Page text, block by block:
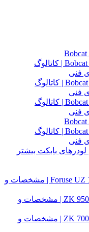
مینی لودر بابکت Bobcat T320 | کاتالوگ
فنی
مینی لودر بابکت Bobcat S185 | کاتالوگ
فنی
مینی لودر بابکت Bobcat S130 | کاتالوگ
فنی
مینی لودر بابکت Bobcat S300 | کاتالوگ
فنی
لودرهای بابکت بیشتر
مینی لودر فوریوز Foruse UZ 1020 | مشخصات و
مینی لودر زرین کوپال ZK 950 | مشخصات و
مینی لودر زرین کوپال ZK 700 | مشخصات و